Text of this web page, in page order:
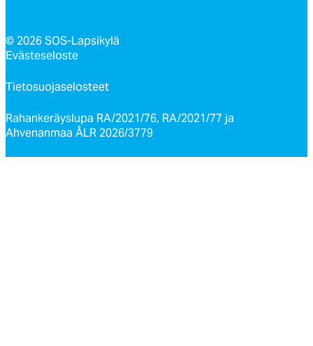
© 2026 SOS-Lapsikylä
Evästeseloste
Tietosuojaselosteet
Rahankeräyslupa RA/2021/76, RA/2021/77 ja
Ahvenanmaa ÅLR 2026/3779